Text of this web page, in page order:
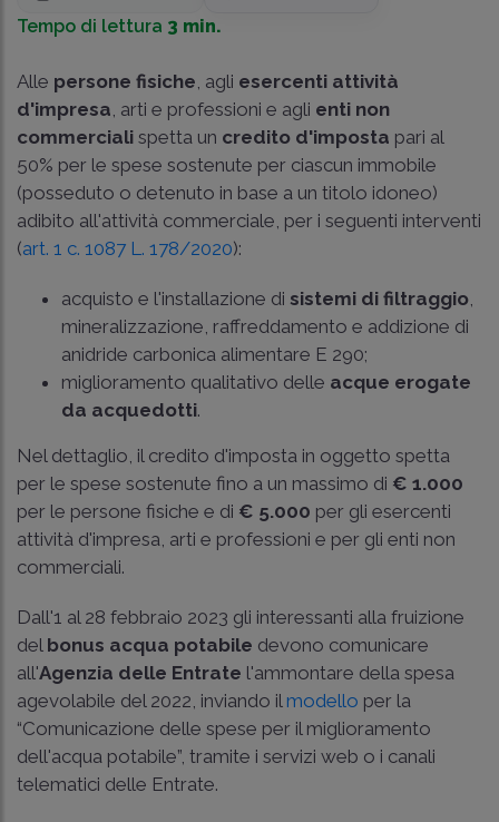
Tempo di lettura 3 min.
Alle persone fisiche, agli esercenti attività
d'impresa, arti e professioni e agli enti non
commerciali spetta un credito d'imposta pari al
50% per le spese sostenute per ciascun immobile
(posseduto o detenuto in base a un titolo idoneo)
adibito all'attività commerciale, per i seguenti interventi
(art. 1 c. 1087 L. 178/2020):
acquisto e l'installazione di sistemi di filtraggio,
mineralizzazione, raffreddamento e addizione di
anidride carbonica alimentare E 290;
miglioramento qualitativo delle acque erogate
da acquedotti.
Nel dettaglio, il credito d'imposta in oggetto spetta
per le spese sostenute fino a un massimo di € 1.000
per le persone fisiche e di € 5.000 per gli esercenti
attività d'impresa, arti e professioni e per gli enti non
commerciali.
Dall'1 al 28 febbraio 2023 gli interessanti alla fruizione
del bonus acqua potabile devono comunicare
all'Agenzia delle Entrate l'ammontare della spesa
agevolabile del 2022, inviando il modello per la
“Comunicazione delle spese per il miglioramento
dell'acqua potabile”, tramite i servizi web o i canali
telematici delle Entrate.